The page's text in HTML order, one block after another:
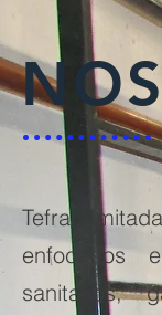
Tefra
enfocados
sanitarios,